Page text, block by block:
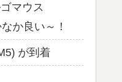
マウス
か良い～！
が到着